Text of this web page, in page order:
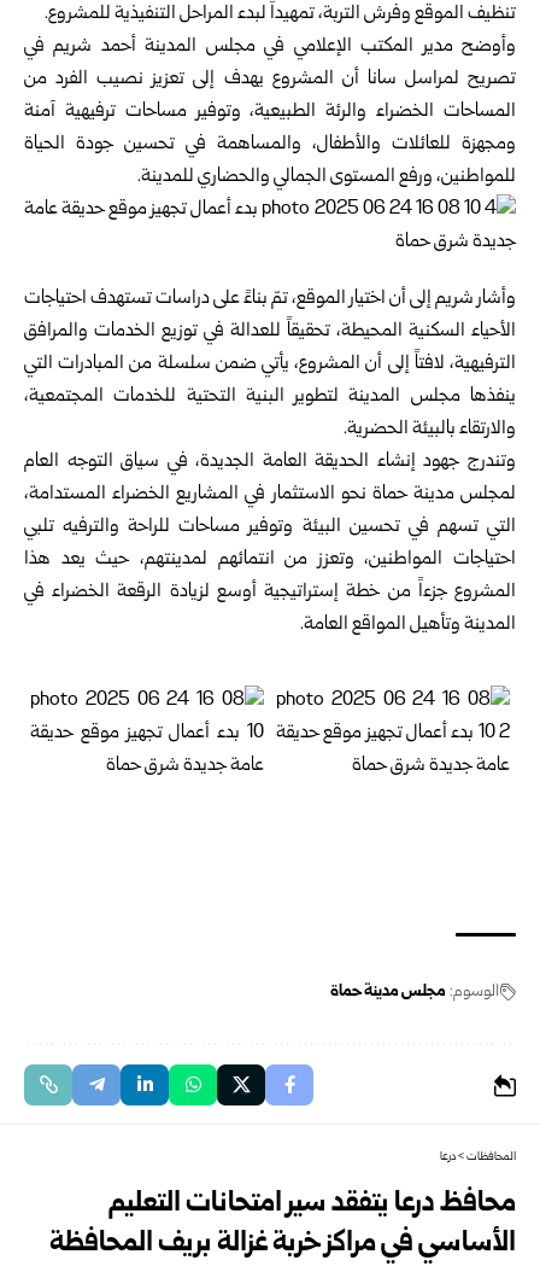
تنظيف الموقع وفرش التربة، تمهيداً لبدء المراحل التنفيذية للمشروع.
وأوضح مدير المكتب الإعلامي في مجلس المدينة أحمد شريم في
تصريح لمراسل سانا أن المشروع يهدف إلى تعزيز نصيب الفرد من
المساحات الخضراء والرئة الطبيعية، وتوفير مساحات ترفيهية آمنة
ومجهزة للعائلات والأطفال، والمساهمة في تحسين جودة الحياة
للمواطنين، ورفع المستوى الجمالي والحضاري للمدينة.
وأشار شريم إلى أن اختيار الموقع، تمّ بناءً على دراسات تستهدف احتياجات
الأحياء السكنية المحيطة، تحقيقاً للعدالة في توزيع الخدمات والمرافق
الترفيهية، لافتاً إلى أن المشروع، يأتي ضمن سلسلة من المبادرات التي
ينفذها مجلس المدينة لتطوير البنية التحتية للخدمات المجتمعية،
والارتقاء بالبيئة الحضرية.
وتندرج جهود إنشاء الحديقة العامة الجديدة، في سياق التوجه العام
لمجلس مدينة حماة نحو الاستثمار في المشاريع الخضراء المستدامة،
التي تسهم في تحسين البيئة وتوفير مساحات للراحة والترفيه تلبي
احتياجات المواطنين، وتعزز من انتمائهم لمدينتهم، حيث يعد هذا
المشروع جزءاً من خطة إستراتيجية أوسع لزيادة الرقعة الخضراء في
المدينة وتأهيل المواقع العامة.
الوسوم: مجلس مدينة حماة
المحافظات>درعا
محافظ درعا يتفقد سير امتحانات التعليم
الأساسي في مراكز خربة غزالة بريف المحافظة